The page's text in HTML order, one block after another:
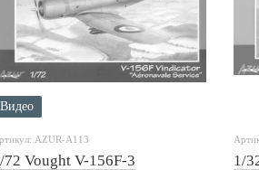
Видео
AZUR-A113
72 Vought V-156F-3
1/